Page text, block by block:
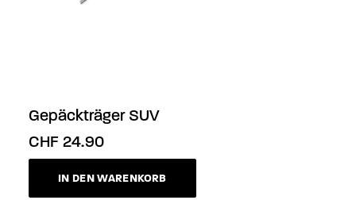
Gepäckträger SUV
CHF 24.90
IN DEN WARENKORB